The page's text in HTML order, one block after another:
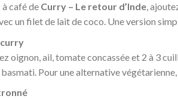
café de Curry – Le retour d’Inde,
un filet de lait de coco. Une version
oignon, ail, tomate concassée et 2 à 3
Pour une alternative